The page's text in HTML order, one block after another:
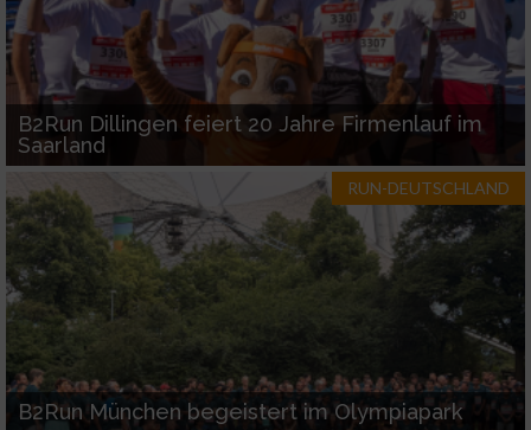
B2Run Dillingen feiert 20 Jahre Firmenlauf im
Saarland
RUN-DEUTSCHLAND
B2Run München begeistert im Olympiapark